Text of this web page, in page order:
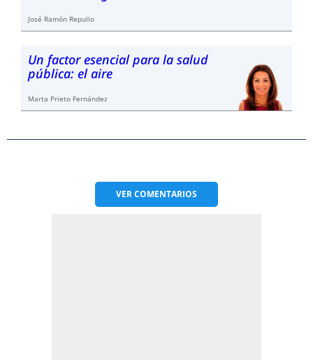
José Ramón Repullo
Un factor esencial para la salud
pública: el aire
Marta Prieto Fernández
VERCOMENTARIOS